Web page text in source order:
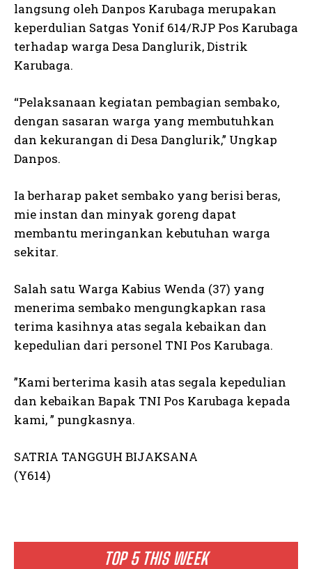
TOP 5 THIS WEEK
langsung oleh Danpos Karubaga merupakan
keperdulian Satgas Yonif 614/RJP Pos Karubaga
terhadap warga Desa Danglurik, Distrik
Karubaga.
“Pelaksanaan kegiatan pembagian sembako,
dengan sasaran warga yang membutuhkan
dan kekurangan di Desa Danglurik,” Ungkap
Danpos.
Ia berharap paket sembako yang berisi beras,
mie instan dan minyak goreng dapat
membantu meringankan kebutuhan warga
sekitar.
Salah satu Warga Kabius Wenda (37) yang
menerima sembako mengungkapkan rasa
terima kasihnya atas segala kebaikan dan
kepedulian dari personel TNI Pos Karubaga.
”Kami berterima kasih atas segala kepedulian
dan kebaikan Bapak TNI Pos Karubaga kepada
kami, ” pungkasnya.
SATRIA TANGGUH BIJAKSANA
(Y614)